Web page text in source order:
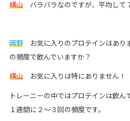
横山バラバラなのですが、平均して７
岡野お気に入りのプロテインはあり
の頻度で飲んでいますか？
横山お気に入りは特にありません！
トレーニーの中ではプロテインは飲ん
１週間に２〜３回の頻度です。